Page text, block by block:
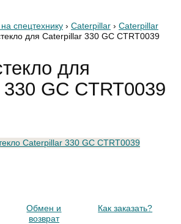
спецтехнику › Caterpillar › Caterpillar
для Caterpillar 330 GC CTRT0039
для
GC CTRT0039
Обмен и
возврат
Как заказать?